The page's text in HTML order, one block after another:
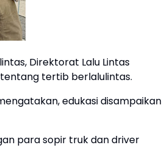
Direktorat Lalu Lintas
tertib berlalulintas.
edukasi disampaikan
para sopir truk dan driver